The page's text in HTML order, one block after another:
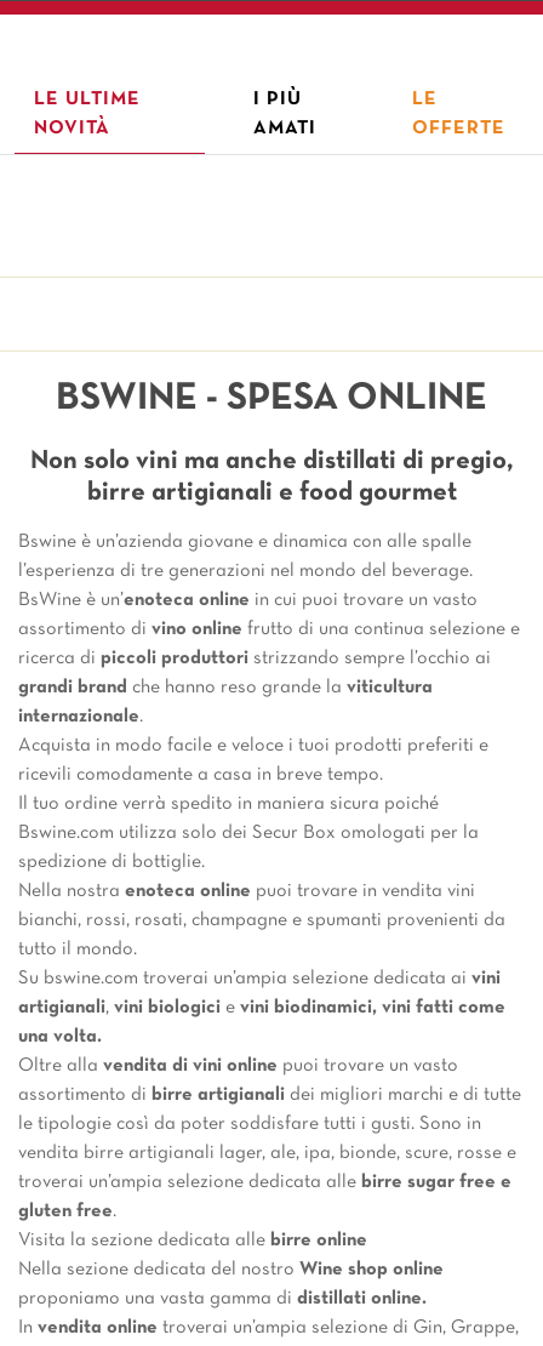
LE ULTIME
NOVITÀ
I PIÙ
AMATI
LE
OFFERTE
BSWINE - SPESA ONLINE
Non solo vini ma anche distillati di pregio,
birre artigianali e food gourmet
Bswine è un’azienda giovane e dinamica con alle spalle
l’esperienza di tre generazioni nel mondo del beverage.
BsWine è un’enoteca online in cui puoi trovare un vasto
assortimento di vino online frutto di una continua selezione e
ricerca di piccoli produttori strizzando sempre l’occhio ai
grandi brand che hanno reso grande la viticultura
internazionale.
Acquista in modo facile e veloce i tuoi prodotti preferiti e
ricevili comodamente a casa in breve tempo.
Il tuo ordine verrà spedito in maniera sicura poiché
Bswine.com utilizza solo dei Secur Box omologati per la
spedizione di bottiglie.
Nella nostra enoteca online puoi trovare in vendita vini
bianchi, rossi, rosati, champagne e spumanti provenienti da
tutto il mondo.
Su bswine.com troverai un’ampia selezione dedicata ai vini
artigianali, vini biologici e vini biodinamici, vini fatti come
una volta.
Oltre alla vendita di vini online puoi trovare un vasto
assortimento di birre artigianali dei migliori marchi e di tutte
le tipologie così da poter soddisfare tutti i gusti. Sono in
vendita birre artigianali lager, ale, ipa, bionde, scure, rosse e
troverai un’ampia selezione dedicata alle birre sugar free e
gluten free.
Visita la sezione dedicata alle birre online
Nella sezione dedicata del nostro Wine shop online
proponiamo una vasta gamma di distillati online.
In vendita online troverai un’ampia selezione di Gin, Grappe,